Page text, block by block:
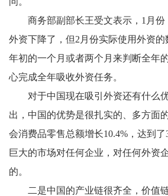
商务部副部长王受文表示， 1 月
外资下降了，但2 月份实际使用外资
年初的一个月或者两个月来判断全年
心完成全年吸收外资任务。
对于中国现在吸引外资还有什么优
出，中国的优势是很扎实的、多方面
会消费品零售总额增长10.4% ，达到了
巨大的市场对任何企业，对任何外资
的。
二是中国的产业链很齐全，价值